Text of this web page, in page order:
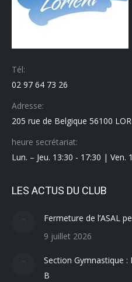
Tél:
02 97 64 73 26
Adresse:
205 rue de Belgique 56100
heure secrétariat:
Lun. – Jeu. 13:30 - 17:30 | Ven.
LES ACTUS DU CLUB
Fermeture de l’ASAL
9 juillet 2026
Section Gymnastique
B